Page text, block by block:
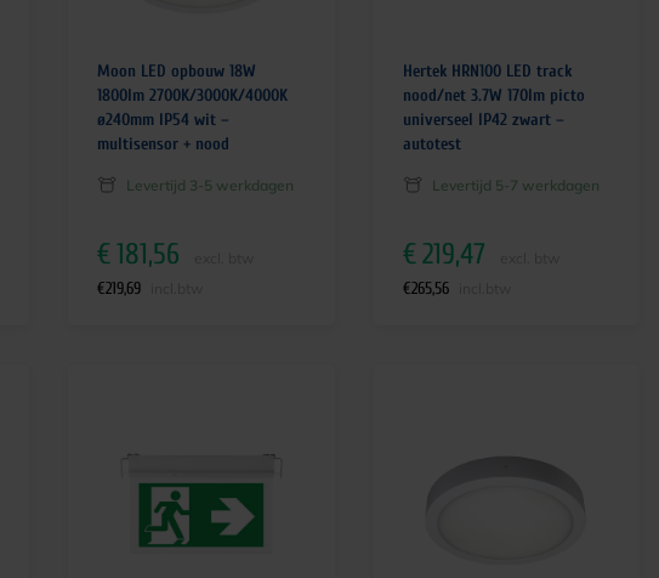
Moon LED opbouw 18W
1800lm 2700K/3000K/4000K
ø240mm IP54 wit –
multisensor + nood
Levertijd 3-5 werkdagen
€181,56
€219,69
Hertek HRN100 LED track
nood/net 3.7W 170lm picto
universeel IP42 zwart –
autotest
Levertijd 5-7 werkdagen
€ 219,47
€265,56